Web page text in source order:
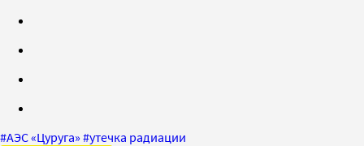
#АЭС «Цуруга» #утечка радиации